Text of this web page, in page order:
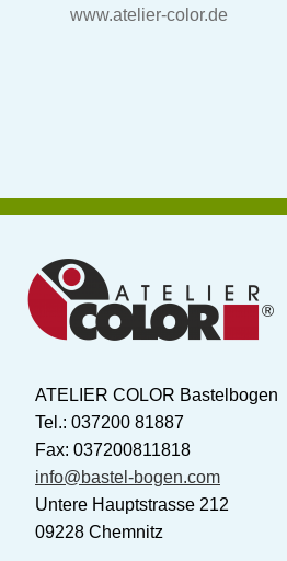
www.atelier-color.de
ATELIER COLOR Bastelbogen
Tel.: 037200 81887
Fax: 037200811818
info@bastel-bogen.com
Untere Hauptstrasse 212
09228 Chemnitz